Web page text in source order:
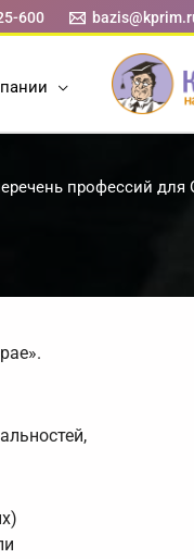
600
профессий для